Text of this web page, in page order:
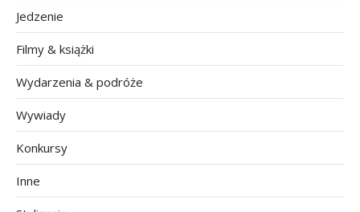
Jedzenie
Filmy & książki
Wydarzenia & podróże
Wywiady
Konkursy
Inne